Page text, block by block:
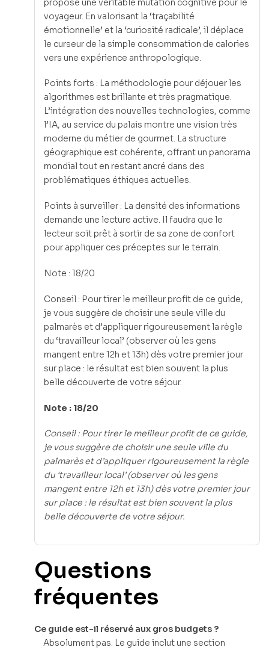
voyageur. En valorisant la ‘traçabilité
émotionnelle’ et la ‘curiosité radicale’, il déplace
le curseur de la simple consommation de calories
vers une expérience anthropologique.
Points forts : La méthodologie pour déjouer les
algorithmes est brillante et très pragmatique.
L’intégration des nouvelles technologies, comme
l’IA, au service du palais montre une vision très
moderne du métier de gourmet. La structure
géographique est cohérente, offrant un panorama
mondial tout en restant ancré dans des
problématiques éthiques actuelles.
Points à surveiller : La densité des informations
demande une lecture active. Il faudra que le
lecteur soit prêt à sortir de sa zone de confort
pour appliquer ces préceptes sur le terrain.
Note : 18/20
Conseil : Pour tirer le meilleur profit de ce guide,
je vous suggère de choisir une seule ville du
palmarès et d’appliquer rigoureusement la règle
du ‘travailleur local’ (observer où les gens
mangent entre 12h et 13h) dès votre premier jour
sur place : le résultat est bien souvent la plus
belle découverte de votre séjour.
Note : 18/20
Conseil : Pour tirer le meilleur profit de ce guide,
je vous suggère de choisir une seule ville du
palmarès et d’appliquer rigoureusement la règle
du ‘travailleur local’ (observer où les gens
mangent entre 12h et 13h) dès votre premier jour
sur place : le résultat est bien souvent la plus
belle découverte de votre séjour.
Questions
fréquentes
Ce guide est-il réservé aux gros budgets ?
Absolument pas. Le guide inclut une section